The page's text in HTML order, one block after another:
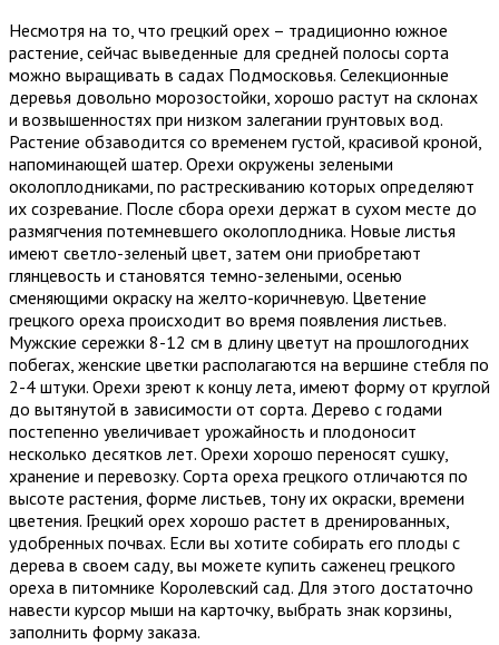
Несмотря на то, что грецкий орех – традиционно южное
растение, сейчас выведенные для средней полосы сорта
можно выращивать в садах Подмосковья. Селекционные
деревья довольно морозостойки, хорошо растут на склонах
и возвышенностях при низком залегании грунтовых вод.
Растение обзаводится со временем густой, красивой кроной,
напоминающей шатер. Орехи окружены зелеными
околоплодниками, по растрескиванию которых определяют
их созревание. После сбора орехи держат в сухом месте до
размягчения потемневшего околоплодника. Новые листья
имеют светло-зеленый цвет, затем они приобретают
глянцевость и становятся темно-зелеными, осенью
сменяющими окраску на желто-коричневую. Цветение
грецкого ореха происходит во время появления листьев.
Мужские сережки 8-12 см в длину цветут на прошлогодних
побегах, женские цветки располагаются на вершине стебля по
2-4 штуки. Орехи зреют к концу лета, имеют форму от круглой
до вытянутой в зависимости от сорта. Дерево с годами
постепенно увеличивает урожайность и плодоносит
несколько десятков лет. Орехи хорошо переносят сушку,
хранение и перевозку. Сорта ореха грецкого отличаются по
высоте растения, форме листьев, тону их окраски, времени
цветения. Грецкий орех хорошо растет в дренированных,
удобренных почвах. Если вы хотите собирать его плоды с
дерева в своем саду, вы можете купить саженец грецкого
ореха в питомнике Королевский сад. Для этого достаточно
навести курсор мыши на карточку, выбрать знак корзины,
заполнить форму заказа.